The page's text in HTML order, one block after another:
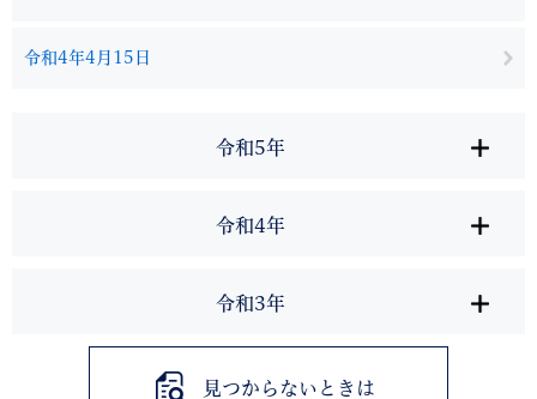
令和4年4月15日
令和5年
令和4年
令和3年
見つからないときは